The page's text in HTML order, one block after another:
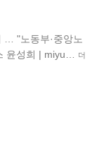
… "노동부·중앙노
윤성희 | miyu…
더